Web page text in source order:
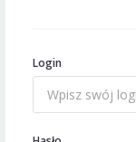
Login